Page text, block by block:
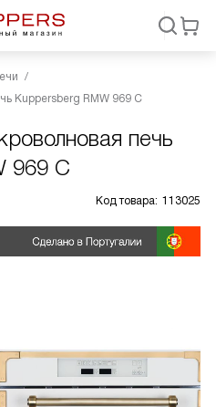
Kuppersberg RMW 969 C
печь
969 C
Код товара: 113025